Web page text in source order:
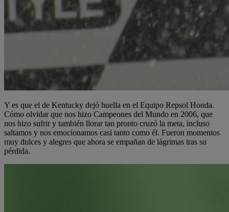
Y es que el de Kentucky dejó huella en el Equipo Repsol Honda.
Cómo olvidar que nos hizo Campeones del Mundo en 2006, que
nos hizo sufrir y también llorar tan pronto cruzó la meta, incluso
saltamos y nos emocionamos casi tanto como él. Fueron momentos
muy dulces y alegres que ahora se empañan de lágrimas tras su
pérdida.